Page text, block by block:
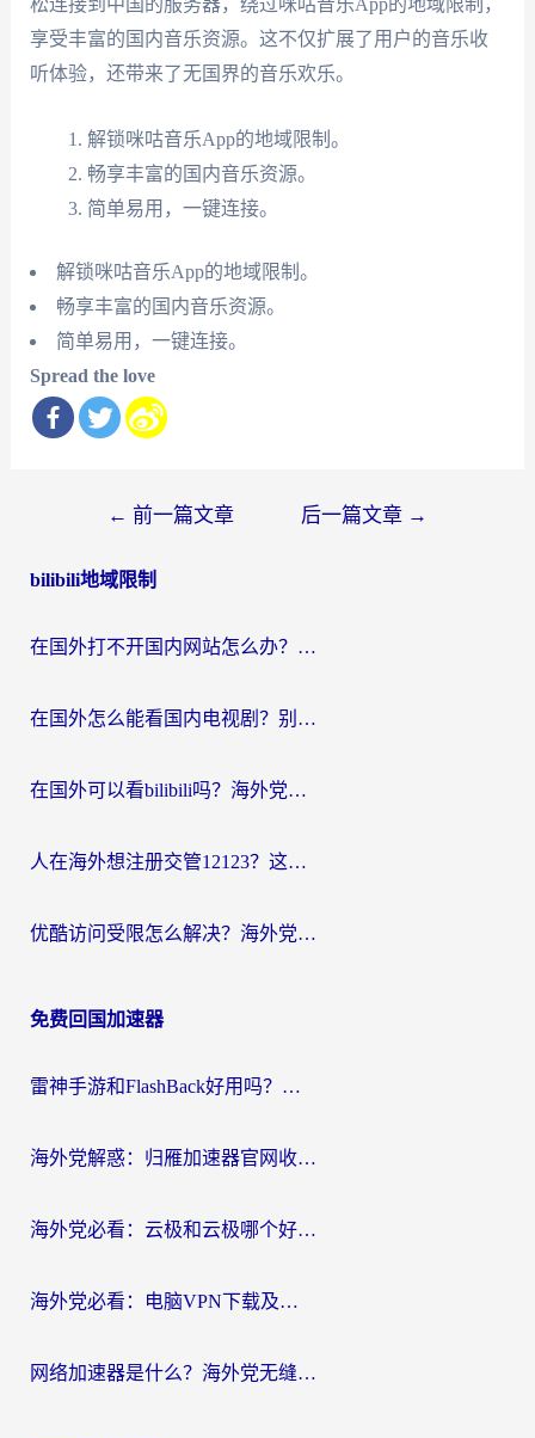
松连接到中国的服务器，绕过咪咕音乐App的地域限制，
享受丰富的国内音乐资源。这不仅扩展了用户的音乐收
听体验，还带来了无国界的音乐欢乐。
解锁咪咕音乐App的地域限制。
畅享丰富的国内音乐资源。
简单易用，一键连接。
解锁咪咕音乐App的地域限制。
畅享丰富的国内音乐资源。
简单易用，一键连接。
Spread the love
导
← 前一篇文章 后一篇文章 →
bilibili地域限制
在国外打不开国内网站怎么办？海外华人亲测的回国加速器选择指南
在国外怎么能看国内电视剧？别再踩坑！这篇给你真实解决方案
在国外可以看bilibili吗？海外党追剧看番的终极解决方案来了
人在海外想注册交管12123？这篇攻略帮你搞定（附回国加速神器）
优酷访问受限怎么解决？海外党亲测有效的回国加速方案
免费回国加速器
雷神手游和FlashBack好用吗？海外党亲测指南，避开破解版坑轻松访问国内资源
海外党解惑：归雁加速器官网收费吗？+3个回国加速问题的真实答案
海外党必看：云极和云极哪个好？3分钟选对回国加速器，无缝访问国内资源
海外党必看：电脑VPN下载及回国加速器选择指南——无缝访问国内资源不再难
网络加速器是什么？海外党无缝刷剧、看NBA的实用指南